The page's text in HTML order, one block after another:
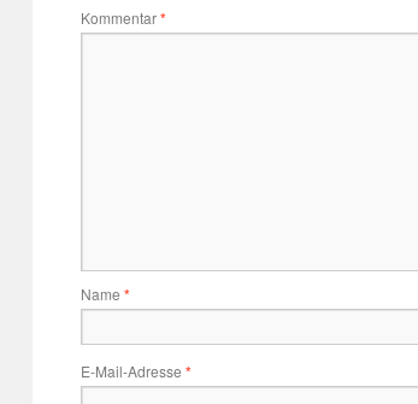
Kommentar*
Name *
E-Mail-Adresse *